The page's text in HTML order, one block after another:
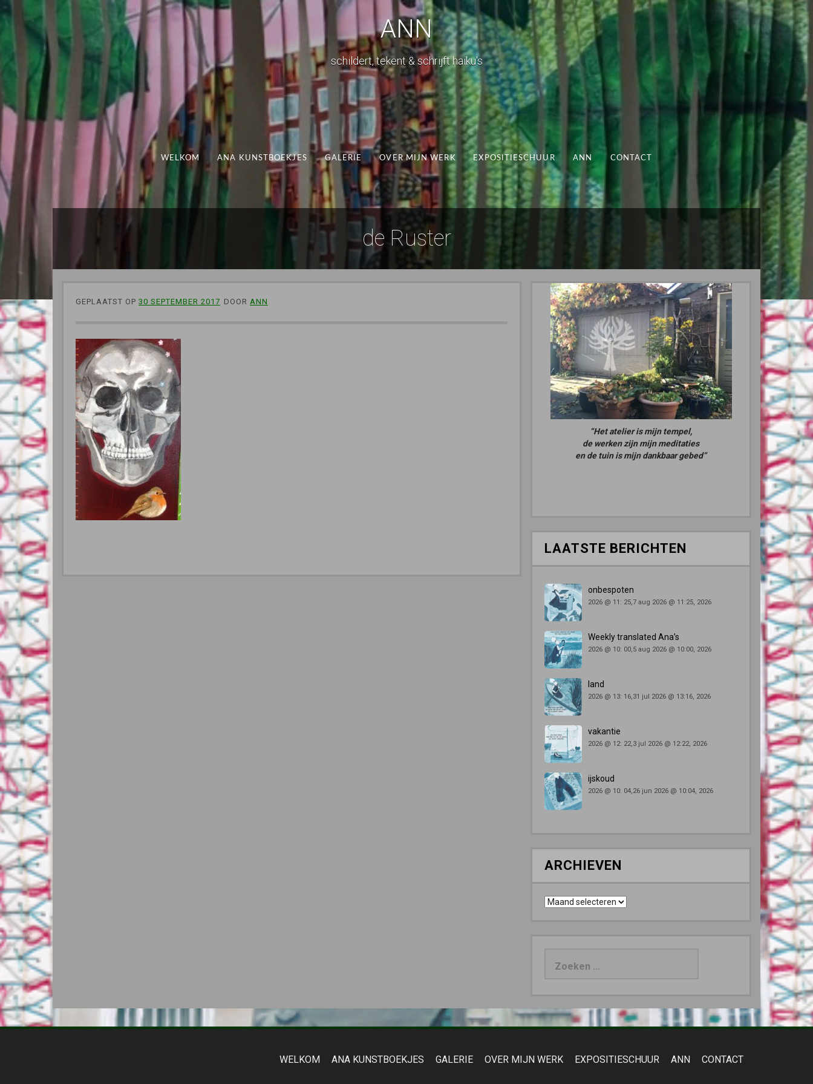
ANN
schildert, tekent & schrijft haiku's
WELKOM ANA KUNSTBOEKJES GALERIE OVER MIJN WERK EXPOSITIESCHUUR ANN CONTACT
de Ruster
GEPLAATST OP 30 SEPTEMBER 2017 DOOR ANN
“Het atelier is mijn tempel,
de werken zijn mijn meditaties
en de tuin is mijn dankbaar gebed”
LAATSTE BERICHTEN
onbespoten
2026 @ 11: 25,7 aug 2026 @ 11:25, 2026
Weekly translated Ana’s
2026 @ 10: 00,5 aug 2026 @ 10:00, 2026
land
2026 @ 13: 16,31 jul 2026 @ 13:16, 2026
vakantie
2026 @ 12: 22,3 jul 2026 @ 12:22, 2026
ijskoud
2026 @ 10: 04,26 jun 2026 @ 10:04, 2026
ARCHIEVEN
Archieven
WELKOM ANA KUNSTBOEKJES GALERIE OVER MIJN WERK EXPOSITIESCHUUR ANN CONTACT